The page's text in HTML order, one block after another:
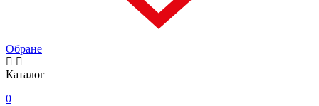
Обране
Каталог
0